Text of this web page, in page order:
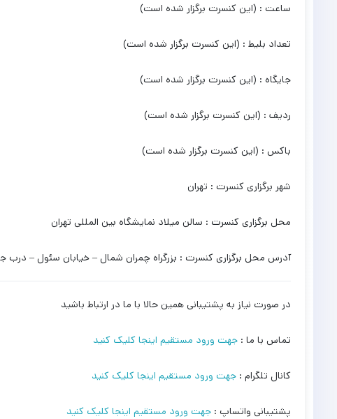
ساعت : (این کنسرت برگزار شده است)
تعداد بلیط : (این کنسرت برگزار شده است)
جایگاه : (این کنسرت برگزار شده است)
ردیف : (این کنسرت برگزار شده است)
باکس : (این کنسرت برگزار شده است)
شهر برگزاری کنسرت : تهران
محل برگزاری کنسرت : سالن میلاد نمایشگاه بین المللی تهران
آدرس محل برگزاری کنسرت : بزرگراه چمران شمال – خیابان سئول – درب
در صورت نیاز به پشتیبانی همین حالا با ما در ارتباط باشید
تماس با ما : جهت ورود مستقیم اینجا کلیک کنید
کانال تلگرام : جهت ورود مستقیم اینجا کلیک کنید
پشتیبانی واتساپ : جهت ورود مستقیم اینجا کلیک کنید